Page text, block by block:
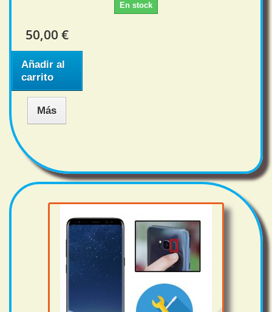
En stock
50,00 €
Añadir al
carrito
Más